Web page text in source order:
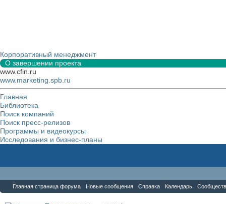
Корпоративный менеджмент
О завершении проекта
www.cfin.ru
www.marketing.spb.ru
Главная
Библиотека
Поиск компаний
Поиск пресс-релизов
Программы и видеокурсы
Исследования и бизнес-планы
Главная страница форума Новые сообщения Справка Календарь